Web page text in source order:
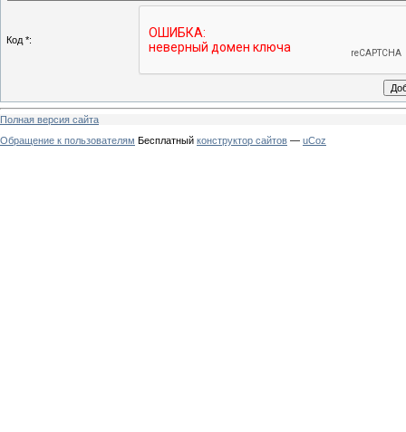
Код *:
Полная версия сайта
Обращение к пользователям Бесплатный конструктор сайтов — uCoz